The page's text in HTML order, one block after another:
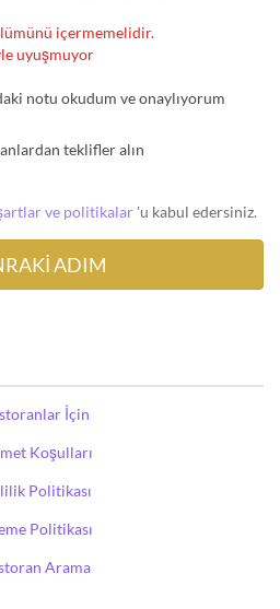
içermemelidir.
uyuşmuyor
notu okudum ve onaylıyorum
teklifler alın
ve politikalar'u kabul edersiniz.
İçin
Koşulları
Politikası
Politikası
Arama